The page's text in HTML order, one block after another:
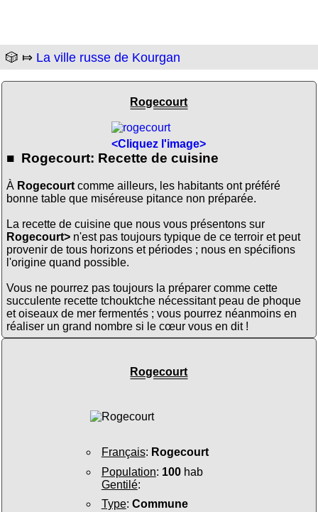
🎲 ⤇ La ville russe de Kourgan
Rogecourt
<Cliquez l'image>
■ Rogecourt: Recette de cuisine
À Rogecourtcomme ailleurs, les habitants ont préféré
bonne table que miséreuse pitance non préparée.
La recette de cuisine que nous vous présentons sur
Rogecourt>n'est pas toujours typique de ce terroir et peut
provenir de tous horizons et périodes ; nous en spécifions
l'origine quand possible.
Vous ne pourrez pas toujours la préparer comme cette
succulente recette tchouktche nécessitant peau de phoque
et oiseaux de mer fermentés ; vous pourrez néanmoins en
réaliser un grand nombre si le cœur vous en dit !
Rogecourt
Français: Rogecourt
Population: 100hab
Gentilé:
Type: Commune